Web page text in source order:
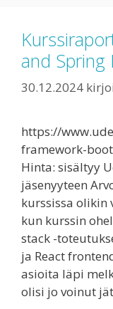
and Spring
30.12.2024
https://
framework-
Hinta: sisältyy
jäsenyyteen
kurssissa olikin
kun kurssin
stack -
ja React
asioita läpi
olisi jo voinut